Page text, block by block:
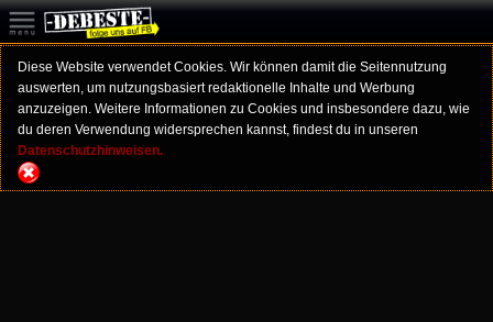
Diese Website verwendet Cookies. Wir können damit die Seitennutzung
auswerten, um nutzungsbasiert redaktionelle Inhalte und Werbung
anzuzeigen. Weitere Informationen zu Cookies und insbesondere dazu, wie
du deren Verwendung widersprechen kannst, findest du in unseren
Datenschutzhinweisen.